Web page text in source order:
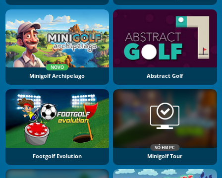
NOVO
Minigolf Archipelago Abstract Golf
Footgolf Evolution
SÓ EM PC
Minigolf Tour